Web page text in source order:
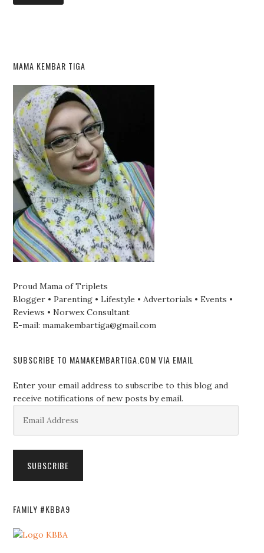
MAMA KEMBAR TIGA
Proud Mama of Triplets
Blogger • Parenting • Lifestyle • Advertorials • Events •
Reviews • Norwex Consultant
E-mail: mamakembartiga@gmail.com
SUBSCRIBE TO MAMAKEMBARTIGA.COM VIA EMAIL
Enter your email address to subscribe to this blog and
receive notifications of new posts by email.
Address
SUBSCRIBE
FAMILY #KBBA9